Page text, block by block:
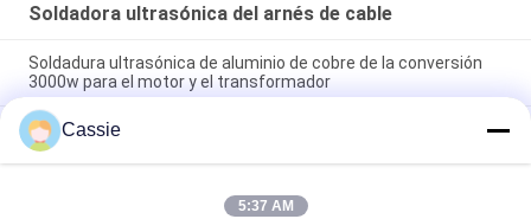
Soldadora ultrasónica del arnés de cable
Soldadura ultrasónica de aluminio de cobre de la conversión
3000w para el motor y el transformador
soldadora ultrasónica del arnés de cable 20Khz para el
proceso eléctrico de soldadura de la conexión del alambre de
cobre
Cassie
5:37 AM